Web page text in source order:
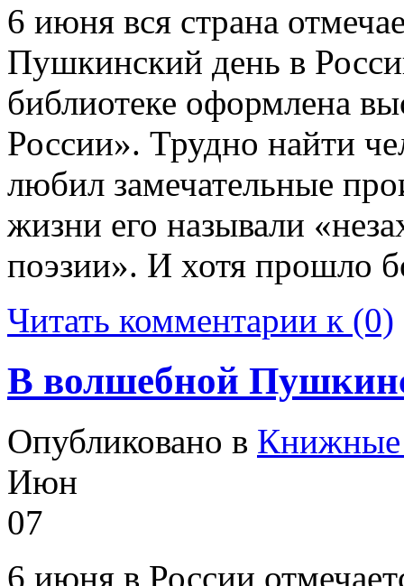
6 июня вся страна
Пушкинский день в
библиотеке оформлена
России». Трудно найти
любил замечательные
жизни его называли
поэзии». И хотя прошло
Читать комментарии к (0)
В волшебной
Опубликовано в Книжные
Июн
07
6 июня в России